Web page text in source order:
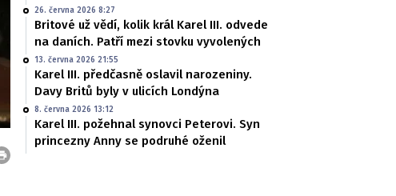
26. června 2026 8:27
Britové už vědí, kolik král Karel III. odvede
na daních. Patří mezi stovku vyvolených
13. června 2026 21:55
Karel III. předčasně oslavil narozeniny.
Davy Britů byly v ulicích Londýna
8. června 2026 13:12
Karel III. požehnal synovci Peterovi. Syn
princezny Anny se podruhé oženil